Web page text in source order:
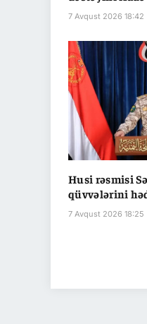
7 Avqust 2026 18:42
Husi rəsmisi
qüvvələrini
7 Avqust 2026 18:25